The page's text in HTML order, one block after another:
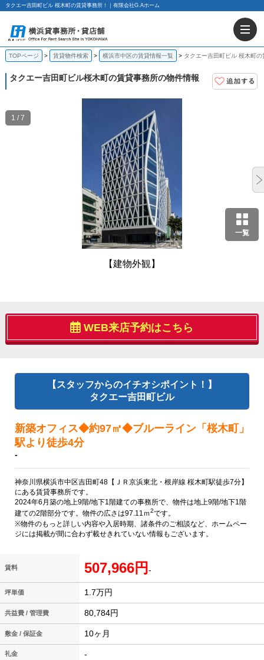
タクエー吉田町ビル 桜木町の賃貸事務所！｜有限会社G.Aホーム
TOPページ 賃貸物件検索 横浜市中区の賃貸情報一覧 タクエー吉田町ビル 桜木町の
タクエー吉田町ビル桜木町の賃貸事務所の物件情報
一覧
【建物外観】
1 / 7
WEB来店予約はこちら
【スタッフからのイチオシポイント！】
タクエー吉田町ビル
新築オフィス◆約97㎡◆ブルーライン「桜木町」
駅より徒歩4分
-
神奈川県横浜市中区吉田町48【ＪＲ京浜東北・根岸線 桜木町駅徒歩7分】
にある賃貸事務所です。
2024年6月築の地上9階/地下1階建ての事務所で、物件は地上9階/地下1階
建ての2階部分です。物件の広さは97.11ｍ2です。
※物件のもっと詳しい内容や入居時期、諸条件のご相談など、ホームペー
ジには掲載が間に合わず載せきれていない情報もございます。
賃料 507,966円 -
坪単価 1.7万円
共益費 / 管理費 80,784円
敷金 / 保証金 10ヶ月
礼金 -